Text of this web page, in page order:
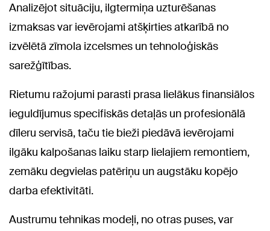
Analizējot situāciju, ilgtermiņa uzturēšanas
izmaksas var ievērojami atšķirties atkarībā no
izvēlētā zīmola izcelsmes un tehnoloģiskās
sarežģītības.
Rietumu ražojumi parasti prasa lielākus finansiālos
ieguldījumus specifiskās detaļās un profesionālā
dīleru servisā, taču tie bieži piedāvā ievērojami
ilgāku kalpošanas laiku starp lielajiem remontiem,
zemāku degvielas patēriņu un augstāku kopējo
darba efektivitāti.
Austrumu tehnikas modeļi, no otras puses, var